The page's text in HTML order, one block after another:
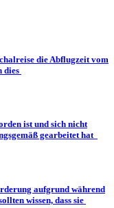
die Abflugzeit vom
dies
ist und sich nicht
gearbeitet hat
aufgrund während
wissen, dass sie